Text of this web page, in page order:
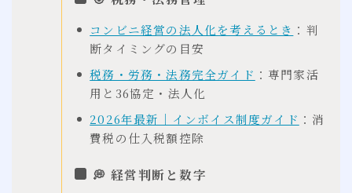
コンビニ経営の法人化を考えるとき ：判
断タイミングの目安
税務・労務・法務完全ガイド ：専門家活
用と36協定・法人化
2026年最新｜インボイス制度ガイド ：消
費税の仕入税額控除
💭 経営判断と数字